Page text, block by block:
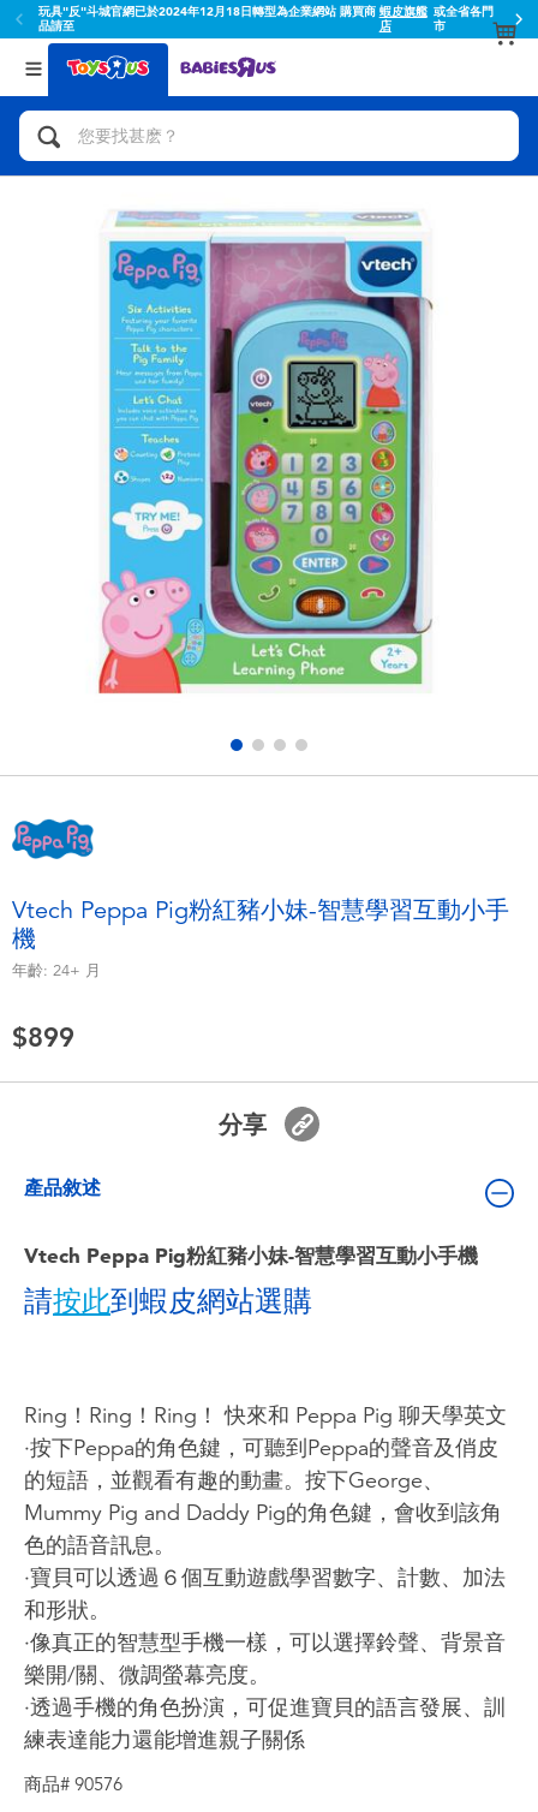
玩具"反"斗城官網已於2024年12月18日轉型為企業網站 購買商
品請至
蝦皮旗艦
店
或全省各門
市
返回
分類目錄
人氣英雄,角色扮演,射擊玩具
腳踏車,滑板車,騎乘車
拼砌組合及樂高LEGO
玩具車,貨車,火車及遙控系列
手工藝,文具,蠟筆,泥膠,畫板
娃娃, 芭比,收藏公仔
電子玩具
遊戲及拼圖系列
益智學習玩具
派對用品
毛毛公仔玩具
盲盒
生活雜貨
返回
品牌
Toy Story玩具總動員
Super Mario超級瑪利歐
52TOYS
Fuggler
Miniso名創優品
playpop
LEGO樂高
Barbie芭比
Disney Frozen迪士尼冰雪奇緣
NERF熱火
Vtech Peppa Pig粉紅豬小妹-智慧學習互動小手
機
年齡: 24+ 月
$899
分享
產品敘述
Vtech Peppa Pig粉紅豬小妹-智慧學習互動小手機
請按此到蝦皮網站選購
Ring！Ring！Ring！ 快來和 Peppa Pig 聊天學英文
‧按下Peppa的角色鍵，可聽到Peppa的聲音及俏皮
的短語，並觀看有趣的動畫。按下George、
Mummy Pig and Daddy Pig的角色鍵，會收到該角
色的語音訊息。
‧寶貝可以透過６個互動遊戲學習數字、計數、加法
和形狀。
‧像真正的智慧型手機一樣，可以選擇鈴聲、背景音
樂開/關、微調螢幕亮度。
‧透過手機的角色扮演，可促進寶貝的語言發展、訓
練表達能力還能增進親子關係
商品# 90576